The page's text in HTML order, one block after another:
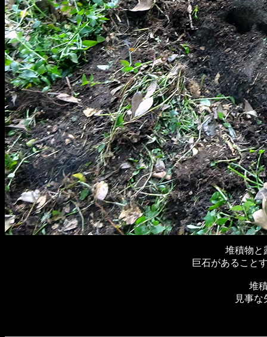
堆積物と
巨石があること
堆
見事な